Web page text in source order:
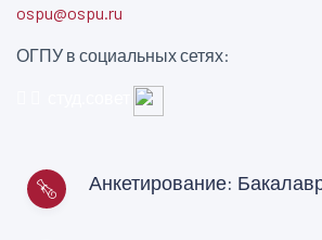
ospu@ospu.ru
ОГПУ в социальных сетях:
Анкетирование: